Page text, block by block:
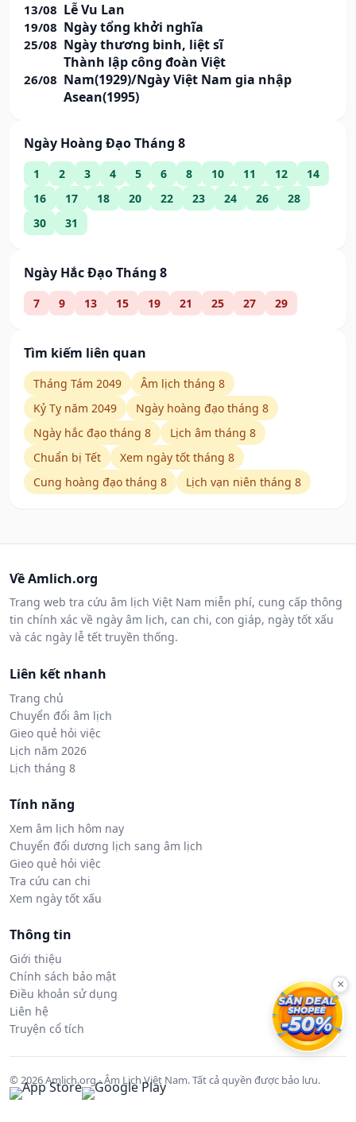
13/08 Lễ Vu Lan
19/08 Ngày tổng khởi nghĩa
25/08 Ngày thương binh, liệt sĩ
26/08
Thành lập công đoàn Việt
Nam(1929)/Ngày Việt Nam gia nhập
Asean(1995)
Ngày Hoàng Đạo Tháng 8
1 2 3 4 5 6 8 10 11 12
14
16
17 18 20 22 23 24 26
28
30
31
Ngày Hắc Đạo Tháng 8
7 9 13 15 19 21 25 27 29
Tìm kiếm liên quan
Tháng Tám 2049
Âm lịch tháng 8
Kỷ Tỵ năm 2049
Ngày hoàng đạo tháng 8
Ngày hắc đạo tháng 8
Lịch âm tháng 8
Chuẩn bị Tết
Xem ngày tốt tháng 8
Cung hoàng đạo tháng 8
Lịch vạn niên tháng 8
Về Amlich.org
Trang web tra cứu âm lịch Việt Nam miễn phí, cung cấp thông
tin chính xác về ngày âm lịch, can chi, con giáp, ngày tốt xấu
và các ngày lễ tết truyền thống.
Liên kết nhanh
Trang chủ
Chuyển đổi âm lịch
Gieo quẻ hỏi việc
Lịch năm 2026
Lịch tháng 8
Tính năng
Xem âm lịch hôm nay
Chuyển đổi dương lịch sang âm lịch
Gieo quẻ hỏi việc
Tra cứu can chi
Xem ngày tốt xấu
Thông tin
Giới thiệu
Chính sách bảo mật
Điều khoản sử dụng
Liên hệ
Truyện cổ tích
© 2026 Amlich.org - Âm Lịch Việt Nam. Tất cả quyền được bảo lưu.
×